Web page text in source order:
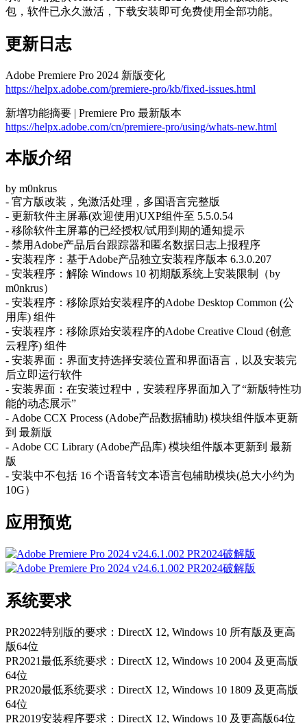
包，软件已永久激活，下载安装即可免费使用全部功能。
更新日志
Adobe Premiere Pro 2024 新版变化
https://helpx.adobe.com/premiere-pro/kb/fixed-issues.html
新增功能摘要 | Premiere Pro 最新版本
https://helpx.adobe.com/cn/premiere-pro/using/whats-new.html
本版介绍
by m0nkrus
- 官方版改装，免激活处理，多国语言完整版
- 更新软件主屏幕(欢迎使用)UXP组件至 5.5.0.54
- 移除软件主屏幕的已经授权/试用到期的通知提示
- 禁用Adobe产品后台跟踪器和匿名数据日志上报程序
- 安装程序：基于Adob​​e产品独立安装程序版本 6.3.0.207
- 安装程序：解除 Windows 10 初期版系统上安装限制（by
m0nkrus）
- 安装程序：移除原始安装程序的Adobe Desktop Common (公
用库) 组件
- 安装程序：移除原始安装程序的Adobe Creative Cloud (创意
云程序) 组件
- 安装界面：界面支持选择安装位置和界面语言，以及安装完
后立即运行软件
- 安装界面：在安装过程中，安装程序界面加入了“新版特性功
能的动态展示”
- Adob​​e CCX Process (Adobe产品数据辅助) 模块组件版本更新
到 最新版
- Adobe CC Library (Adobe产品库) 模块组件版本更新到 最新
版
- 安装中不包括 16 个语音转文本语言包辅助模块(总大小约为
10G）
应用预览
系统要求
PR2022特别版的要求：DirectX 12, Windows 10 所有版及更高
版64位
PR2021最低系统要求：DirectX 12, Windows 10 2004 及更高版
64位
PR2020最低系统要求：DirectX 12, Windows 10 1809 及更高版
64位
PR2019安装程序要求：DirectX 12, Windows 10 及更高版64位